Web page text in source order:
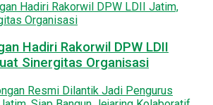
Hadiri Rakorwil DPW LDII
Sinergitas Organisasi